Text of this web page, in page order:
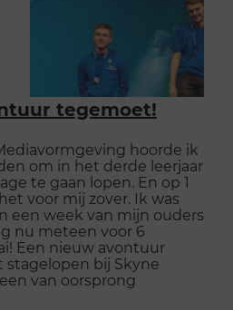
tegemoet!
hoorde ik
om in het derde leerjaar
te gaan lopen. En op 1
voor mij zover. Ik was
een week van mijn ouders
nu meteen voor 6
Een nieuw avontuur
bij Skyne
van oorsprong